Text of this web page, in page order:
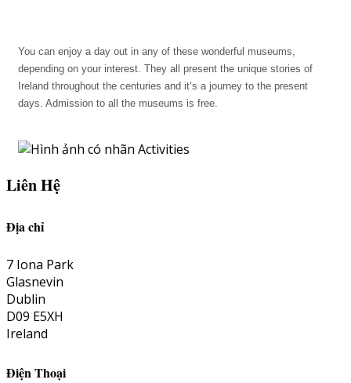
You can enjoy a day out in any of these wonderful museums,
depending on your interest. They all present the unique stories of
Ireland throughout the centuries and it’s a journey to the present
days. Admission to all the museums is free.
Liên Hệ
Địa chỉ
7 Iona Park
Glasnevin
Dublin
D09 E5XH
Ireland
Điện Thoại